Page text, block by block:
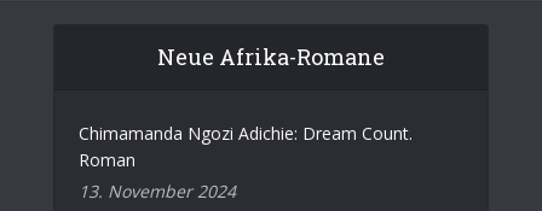
Neue Afrika-Romane
Chimamanda Ngozi Adichie: Dream Count.
Roman
13. November 2024